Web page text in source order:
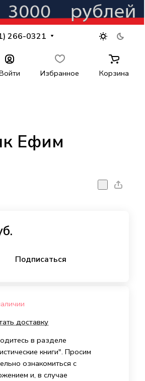
266-0321
Избранное Корзина
Ефим
Подписаться
доставку
в разделе
книги". Просим
ознакомиться с
и, в случае